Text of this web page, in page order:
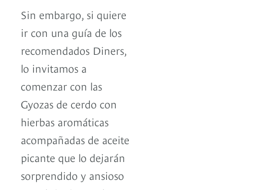
Sin embargo, si quiere
ir con una guía de los
recomendados Diners,
lo invitamos a
comenzar con las
Gyozas de cerdo con
hierbas aromáticas
acompañadas de aceite
picante que lo dejarán
sorprendido y ansioso